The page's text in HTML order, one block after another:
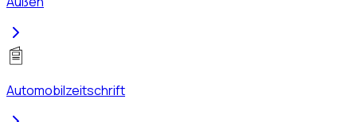
Automobilzeitschrift